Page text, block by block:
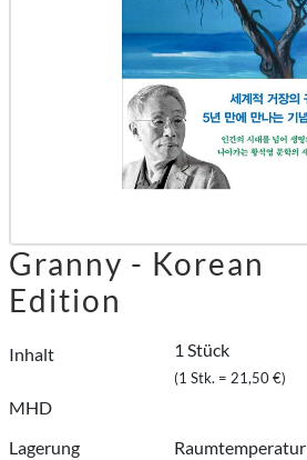
Granny - Korean
Edition
Inhalt 1 Stück
(1 Stk. = 21,50 €)
MHD
Lagerung
Raumtemperatur